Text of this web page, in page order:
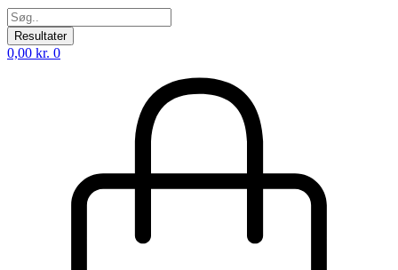
Search
...Resultater
0,00 kr. 0